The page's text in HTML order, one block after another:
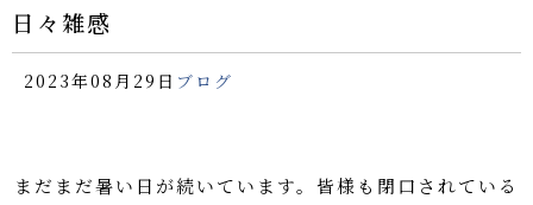
日々雑感
2023年08月29日 ブログ
まだまだ暑い日が続いています。皆様も閉口されている